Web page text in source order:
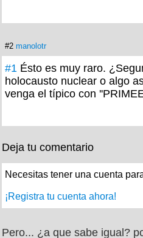
#2 manolotr
#1 Ésto es muy raro.
holocausto nuclear o algo
venga el típico con
Deja tu comentario
Necesitas tener una cuenta
¡Registra tu cuenta ahora!
Pero... ¿a que sabe igual?